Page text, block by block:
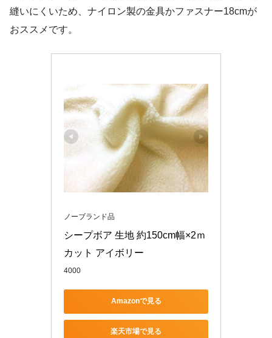
縫いにくいため、ナイロン製の金具かファスナー18cmが
おススメです。
ノーブランド品
シープボア 生地 約150cm幅×2ｍ
カット アイボリー
4000
Amazonで見る
楽天市場で見る